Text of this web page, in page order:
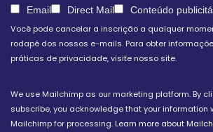
Email Direct Mail
Você pode cancelar a inscrição a qualquer
rodapé dos nossos e-mails. Para obter
práticas de privacidade, visite nosso site.
We use Mailchimp as our marketing platform. By
subscribe, you acknowledge that your information
Mailchimp for processing.Learn more about